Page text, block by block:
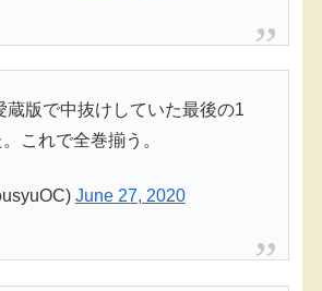
蔵版で中抜けしていた最後の1
これで全巻揃う。
June 27, 2020